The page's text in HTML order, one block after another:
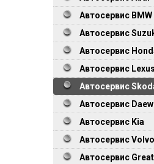
Автосервис BMW
Автосервис
Автосервис
Автосервис Lexus
Автосервис
Автосервис
Автосервис Kia
Автосервис Volvo
Автосервис Great